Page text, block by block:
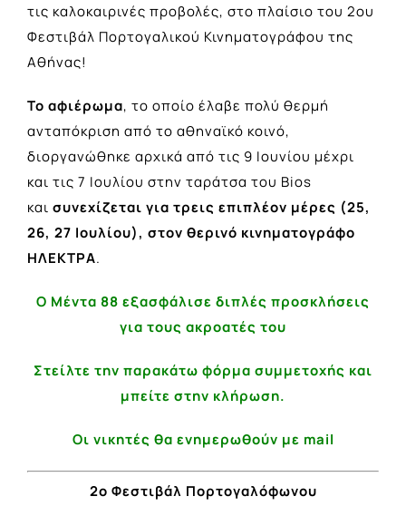
τις καλοκαιρινές προβολές, στο πλαίσιο του 2ου
Φεστιβάλ Πορτογαλικού Κινηματογράφου της
Αθήνας!
Το αφιέρωμα, το οποίο έλαβε πολύ θερμή
ανταπόκριση από το αθηναϊκό κοινό,
διοργανώθηκε αρχικά από τις 9 Ιουνίου μέχρι
και τις 7 Ιουλίου στην ταράτσα του Bios
και συνεχίζεται για τρεις επιπλέον μέρες (25,
26, 27 Ιουλίου), στον θερινό κινηματογράφο
ΗΛΕΚΤΡΑ.
Ο Μέντα 88 εξασφάλισε διπλές προσκλήσεις
για τους ακροατές του
Στείλτε την παρακάτω φόρμα συμμετοχής και
μπείτε στην κλήρωση.
Οι νικητές θα ενημερωθούν με mail
2ο Φεστιβάλ Πορτογαλόφωνου